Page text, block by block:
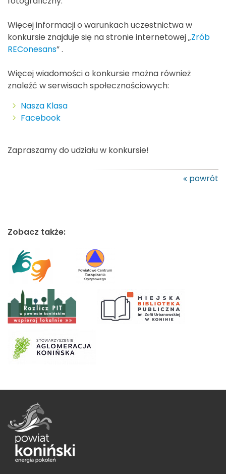
Więcej informacji o warunkach uczestnictwa w
konkursie znajduje się na stronie internetowej „Zrób
REConesans” .
Więcej wiadomości o konkursie można również
znaleźć w serwisach społecznościowych:
Nasza Klasa
Facebook
Zapraszamy do udziału w konkursie!
powrót
Zobacz także: